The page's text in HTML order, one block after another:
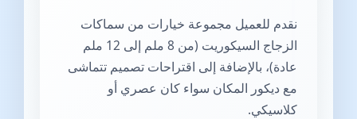
نقدم للعميل مجموعة خيارات من سماكات
الزجاج السيكوريت (من 8 ملم إلى 12 ملم
عادة)، بالإضافة إلى اقتراحات تصميم تتماشى
مع ديكور المكان سواء كان عصري أو
كلاسيكي.